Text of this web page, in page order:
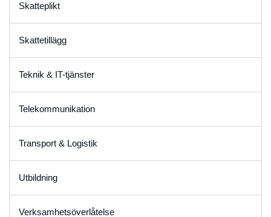
Skatteplikt
Skattetillägg
Teknik & IT-tjänster
Telekommunikation
Transport & Logistik
Utbildning
Verksamhetsöverlåtelse